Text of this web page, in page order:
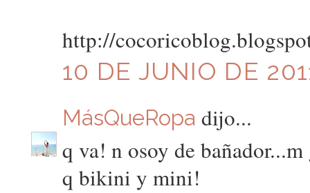
http://
10 DE JUNIO DE
MásQueRopa dijo...
q va! n osoy de
q bikini y mini!